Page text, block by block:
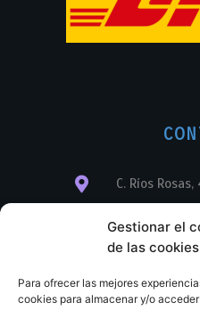
Gestionar el
de las cookies
Para ofrecer las mejores
cookies para almacenar y/o
C. Ríos
+34